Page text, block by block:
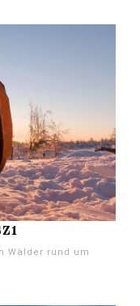
Wälder rund um